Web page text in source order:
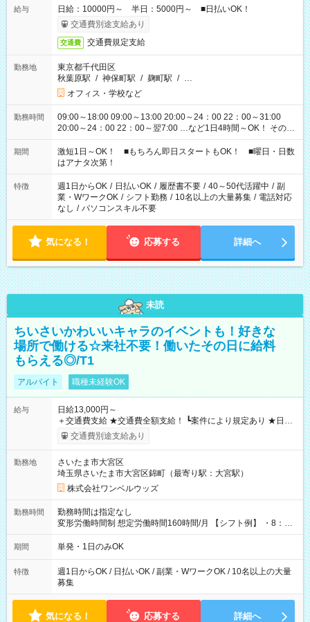
給与
日給：10000円～ 半日：5000円～ ■日払いOK！
交通費別途支給あり
交通費 交通費規定支給
勤務地
東京都千代田区
秋葉原駅 / 神保町駅 / 麹町駅 / …
オフィス・学校など
勤務時間
09:00～18:00 09:00～13:00 20:00～24：00 22：00～31:00
20:00～24：00 22：00～翌7:00 …など1日4時間～OK！ その他
シフトもございます！ お気軽にご相談ください！
期間
激短1日～OK！ ■もちろん即日スタートもOK！ ■曜日・日数
はアナタ次第！
特徴 週1日からOK / 日払いOK / 履歴書不要 / 40～50代活躍中 / 副
業・WワークOK / シフト勤務 / 10名以上の大量募集 / 電話対応
なし / パソコンスキル不要
気になる！ 応募する 詳細へ
未読
ちいさいかわいいキャラのイベントも！好きな
場所で働ける☆来社不要！働いたその日に給料
もらえる◎/T1
アルバイト 職種未経験OK
給与
日給13,000円～
＋交通費支給 ★交通費全額支給！ ┗案件により規定あり ★日払
いOK！（規定あり） ┗働いたその日に現金GET♪ お仕事後はコ
ンビニATMから 日払い分を引き落とせます！ 【試用期間】試
交通費別途支給あり
勤務地
さいたま市大宮区
埼玉県さいたま市大宮区錦町（最寄り駅：大宮駅）
株式会社ワンベルウッズ
勤務時間
勤務時間は指定なし
変形労働時間制 想定労働時間160時間/月 【シフト例】 ・8：00
～21：00
期間 単発・1日のみOK
特徴
週1日からOK / 日払いOK / 副業・WワークOK / 10名以上の大量
募集
気になる！ 応募する 詳細へ